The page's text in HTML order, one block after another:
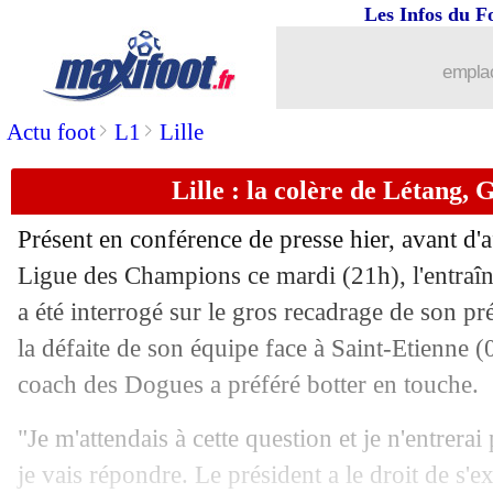
Actu foot> L1 > Lille
Les Infos du
Lille : la colère de Létang,
Présent en conférence de presse hier, avant
Ligue des Champions ce mardi (21h),
a été interrogé sur le gros recadrage de son
la défaite de son équipe face à Saint-Etienne
coach des Dogues a préféré botter en touche.
"Je m'attendais à cette question et je
je vais répondre. Le président a le droit de
: Rabiot, un agent critique son
17/09 Liverpool: le coup de gueule
17/09 Lyon: un huis clos partiel contre
17/09 Al-Nassr: Luis Castro limogé
17/09 Barça : Fermin Lopez, la tuile...
17/09 PSG: Joao Neves, un "monstre" pour
Man City : une grève des joueurs ?